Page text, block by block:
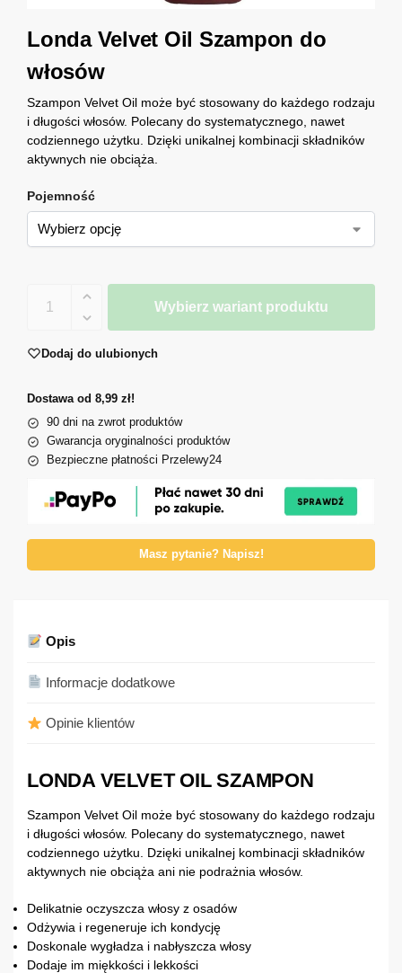
Londa Velvet Oil Szampon do
włosów
Szampon Velvet Oil może być stosowany do każdego rodzaju
i długości włosów. Polecany do systematycznego, nawet
codziennego użytku. Dzięki unikalnej kombinacji składników
aktywnych nie obciąża.
Pojemność
Wybierz wariant produktu
Dodaj do ulubionych
Dostawa od 8,99 zł!
90 dni na zwrot produktów
Gwarancja oryginalności produktów
Bezpieczne płatności Przelewy24
Masz pytanie? Napisz!
Opis
Informacje dodatkowe
Opinie klientów
LONDA VELVET OIL SZAMPON
Szampon Velvet Oil może być stosowany do każdego rodzaju
i długości włosów. Polecany do systematycznego, nawet
codziennego użytku. Dzięki unikalnej kombinacji składników
aktywnych nie obciąża ani nie podrażnia włosów.
Delikatnie oczyszcza włosy z osadów
Odżywia i regeneruje ich kondycję
Doskonale wygładza i nabłyszcza włosy
Dodaje im miękkości i lekkości